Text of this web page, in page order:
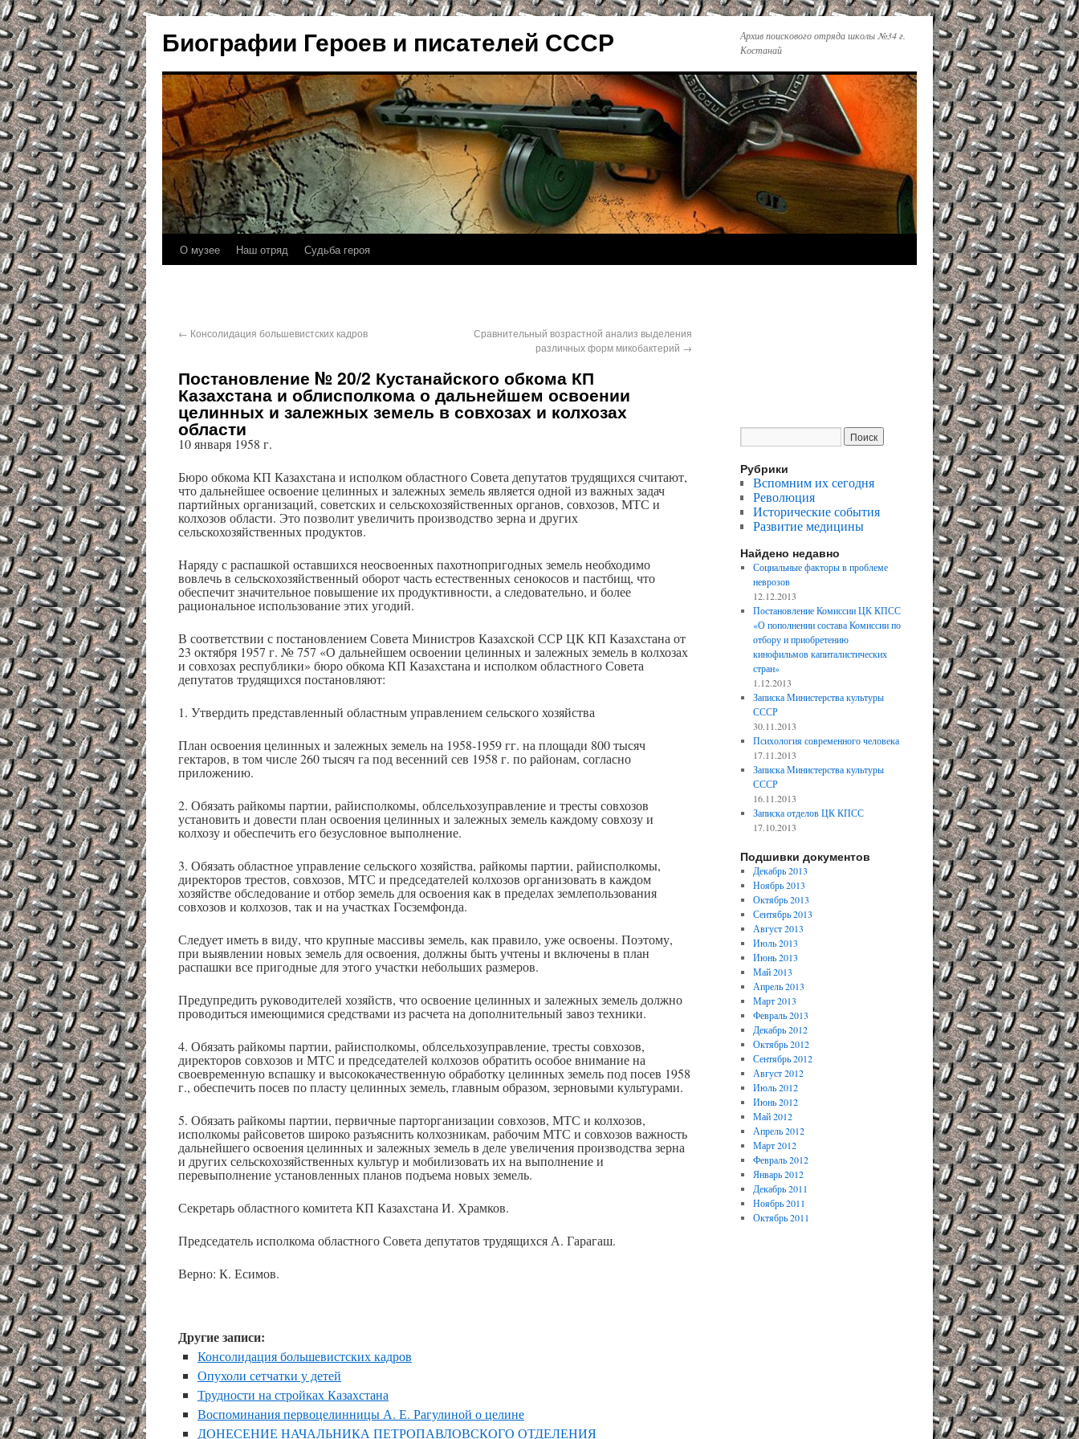
Биографии Героев и писателей СССР
Архив поискового отряда школы №34 г.
Костанай
О музее Наш отряд Судьба героя
← Консолидация большевистских кадров
Сравнительный возрастной анализ выделения
различных форм микобактерий →
Постановление № 20/2 Кустанайского обкома КП
Казахстана и облисполкома о дальнейшем освоении
целинных и залежных земель в совхозах и колхозах
области
10 января 1958 г.
Бюро обкома КП Казахстана и исполком областного Совета депутатов трудящихся считают,
что дальнейшее освоение целинных и залежных земель является одной из важных задач
партийных организаций, советских и сельскохозяйственных органов, совхозов, МТС и
колхозов области. Это позволит увеличить производство зерна и других
сельскохозяйственных продуктов.
Наряду с распашкой оставшихся неосвоенных пахотнопригодных земель необходимо
вовлечь в сельскохозяйственный оборот часть естественных сенокосов и пастбищ, что
обеспечит значительное повышение их продуктивности, а следовательно, и более
рациональное использование этих угодий.
В соответствии с постановлением Совета Министров Казахской ССР ЦК КП Казахстана от
23 октября 1957 г. № 757 «О дальнейшем освоении целинных и залежных земель в колхозах
и совхозах республики» бюро обкома КП Казахстана и исполком областного Совета
депутатов трудящихся постановляют:
1. Утвердить представленный областным управлением сельского хозяйства
План освоения целинных и залежных земель на 1958-1959 гг. на площади 800 тысяч
гектаров, в том числе 260 тысяч га под весенний сев 1958 г. по районам, согласно
приложению.
2. Обязать райкомы партии, райисполкомы, облсельхозуправление и тресты совхозов
установить и довести план освоения целинных и залежных земель каждому совхозу и
колхозу и обеспечить его безусловное выполнение.
3. Обязать областное управление сельского хозяйства, райкомы партии, райисполкомы,
директоров трестов, совхозов, МТС и председателей колхозов организовать в каждом
хозяйстве обследование и отбор земель для освоения как в пределах землепользования
совхозов и колхозов, так и на участках Госземфонда.
Следует иметь в виду, что крупные массивы земель, как правило, уже освоены. Поэтому,
при выявлении новых земель для освоения, должны быть учтены и включены в план
распашки все пригодные для этого участки небольших размеров.
Предупредить руководителей хозяйств, что освоение целинных и залежных земель должно
проводиться имеющимися средствами из расчета на дополнительный завоз техники.
4. Обязать райкомы партии, райисполкомы, облсельхозуправление, тресты совхозов,
директоров совхозов и МТС и председателей колхозов обратить особое внимание на
своевременную вспашку и высококачественную обработку целинных земель под посев 1958
г., обеспечить посев по пласту целинных земель, главным образом, зерновыми культурами.
5. Обязать райкомы партии, первичные парторганизации совхозов, МТС и колхозов,
исполкомы райсоветов широко разъяснить колхозникам, рабочим МТС и совхозов важность
дальнейшего освоения целинных и залежных земель в деле увеличения производства зерна
и других сельскохозяйственных культур и мобилизовать их на выполнение и
перевыполнение установленных планов подъема новых земель.
Секретарь областного комитета КП Казахстана И. Храмков.
Председатель исполкома областного Совета депутатов трудящихся А. Гарагаш.
Верно: К. Есимов.
Другие записи:
Консолидация большевистских кадров
Опухоли сетчатки у детей
Трудности на стройках Казахстана
Воспоминания первоцелинницы А. Е. Рагулиной о целине
ДОНЕСЕНИЕ НАЧАЛЬНИКА ПЕТРОПАВЛОВСКОГО ОТДЕЛЕНИЯ
Рубрики
Вспомним их сегодня
Революция
Исторические события
Развитие медицины
Найдено недавно
Социальные факторы в проблеме
неврозов
12.12.2013
Постановление Комиссии ЦК КПСС
«О пополнении состава Комиссии по
отбору и приобретению
кинофильмов капиталистических
стран»
1.12.2013
Записка Министерства культуры
СССР
30.11.2013
Психология современного человека
17.11.2013
Записка Министерства культуры
СССР
16.11.2013
Записка отделов ЦК КПСС
17.10.2013
Подшивки документов
Декабрь 2013
Ноябрь 2013
Октябрь 2013
Сентябрь 2013
Август 2013
Июль 2013
Июнь 2013
Май 2013
Апрель 2013
Март 2013
Февраль 2013
Декабрь 2012
Октябрь 2012
Сентябрь 2012
Август 2012
Июль 2012
Июнь 2012
Май 2012
Апрель 2012
Март 2012
Февраль 2012
Январь 2012
Декабрь 2011
Ноябрь 2011
Октябрь 2011